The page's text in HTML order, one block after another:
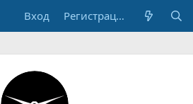
Вход Регистрация